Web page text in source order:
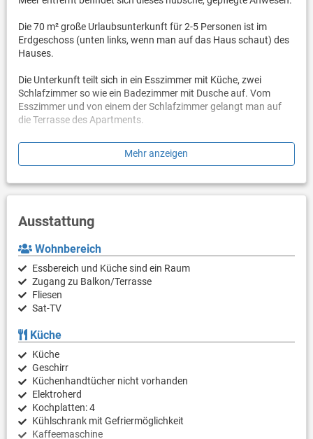
Die 70 m² große Urlaubsunterkunft für 2-5 Personen ist im
Erdgeschoss (unten links, wenn man auf das Haus schaut) des
Hauses.
Die Unterkunft teilt sich in ein Esszimmer mit Küche, zwei
Schlafzimmer so wie ein Badezimmer mit Dusche auf. Vom
Esszimmer und von einem der Schlafzimmer gelangt man auf
die Terrasse des Apartments.
Die FeWo verfügt über Klimaanlage, Sat-Tv (im Schlafzimmer)
Die geräumige Terrasse ist möbliert und verfügt auch über einen
Mehr anzeigen
Ausstattung
Wohnbereich
Essbereich und Küche sind ein Raum
Zugang zu Balkon/Terrasse
Fliesen
Sat-TV
Küche
Küche
Geschirr
Küchenhandtücher nicht vorhanden
Elektroherd
Kochplatten: 4
Kühlschrank mit Gefriermöglichkeit
Kaffeemaschine